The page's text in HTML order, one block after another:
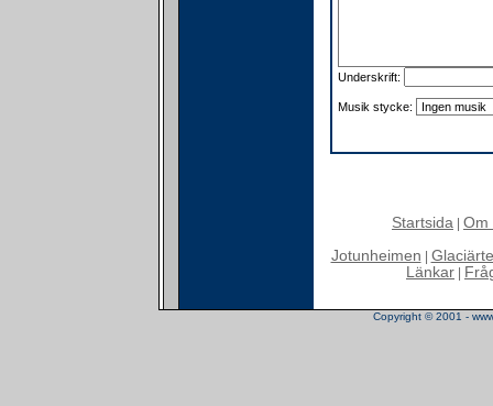
Underskrift:
Musik stycke:
Startsida Om
Jotunheimen
Länkar
Copyright © 2001 -